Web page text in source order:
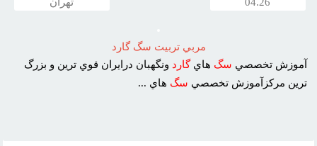
مربي تربيت سگ گارد
آموزش تخصصي سگ هايگارد ونگهبان درايران قوي ترين و بزرگ
ترين مرکزآموزش تخصصي سگ هاي ...